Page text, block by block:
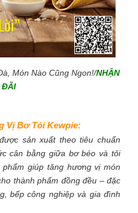
Món Nào Cũng Ngon!/NHẬN
ĐÃI
Vị Bơ Tỏi Kewpie:
sản xuất theo tiêu chuẩn
cân bằng giữa bơ béo và tỏi
giúp tăng hương vị món
thành phẩm đồng đều – đặc
bếp công nghiệp và gia đình